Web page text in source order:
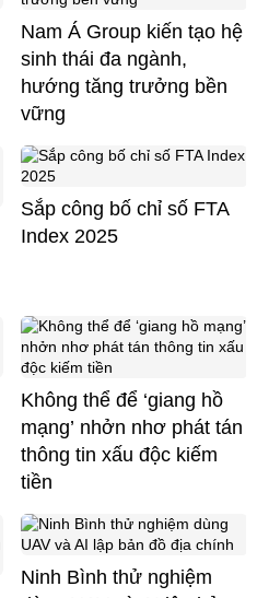
Nam Á Group kiến tạo hệ
sinh thái đa ngành,
hướng tăng trưởng bền
vững
Sắp công bố chỉ số FTA
Index 2025
Không thể để ‘giang hồ
mạng’ nhởn nhơ phát tán
thông tin xấu độc kiếm
tiền
Ninh Bình thử nghiệm